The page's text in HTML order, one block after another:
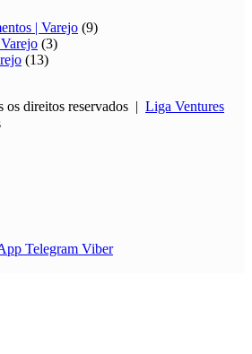
| Varejo (9)
(3)
(13)
direitos reservados | Liga Ventures
Telegram Viber